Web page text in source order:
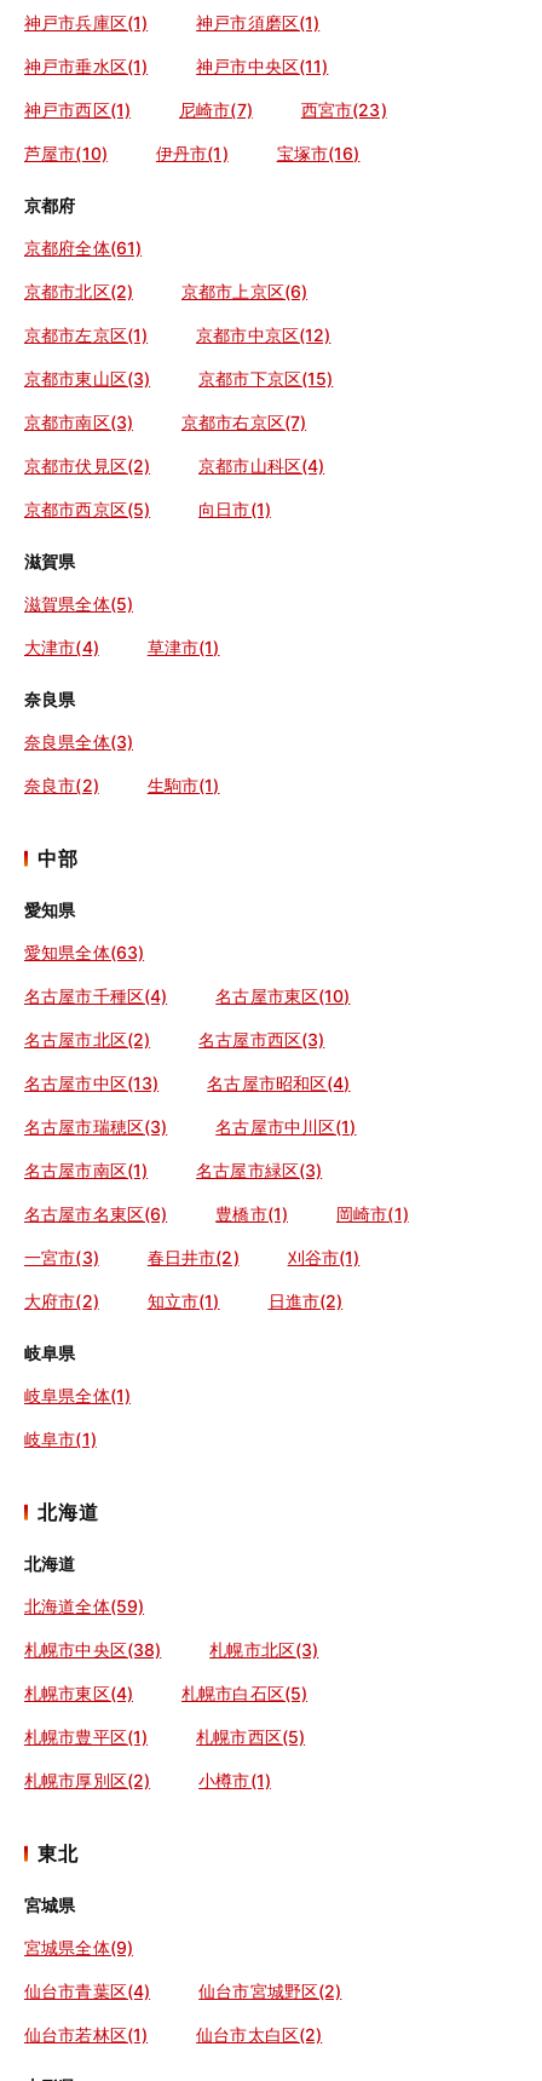
神戸市兵庫区(1) 神戸市須磨区(1)
神戸市垂水区(1) 神戸市中央区(11)
神戸市西区(1) 尼崎市(7) 西宮市(23)
芦屋市(10) 伊丹市(1) 宝塚市(16)
京都府
京都府全体(61)
京都市北区(2) 京都市上京区(6)
京都市左京区(1) 京都市中京区(12)
京都市東山区(3) 京都市下京区(15)
京都市南区(3) 京都市右京区(7)
京都市伏見区(2) 京都市山科区(4)
京都市西京区(5) 向日市(1)
滋賀県
滋賀県全体(5)
大津市(4) 草津市(1)
奈良県
奈良県全体(3)
奈良市(2) 生駒市(1)
中部
愛知県
愛知県全体(63)
名古屋市千種区(4) 名古屋市東区(10)
名古屋市北区(2) 名古屋市西区(3)
名古屋市中区(13) 名古屋市昭和区(4)
名古屋市瑞穂区(3) 名古屋市中川区(1)
名古屋市南区(1) 名古屋市緑区(3)
名古屋市名東区(6) 豊橋市(1) 岡崎市(1)
一宮市(3) 春日井市(2) 刈谷市(1)
大府市(2) 知立市(1) 日進市(2)
岐阜県
岐阜県全体(1)
岐阜市(1)
北海道
北海道
北海道全体(59)
札幌市中央区(38) 札幌市北区(3)
札幌市東区(4) 札幌市白石区(5)
札幌市豊平区(1) 札幌市西区(5)
札幌市厚別区(2) 小樽市(1)
東北
宮城県
宮城県全体(9)
仙台市青葉区(4) 仙台市宮城野区(2)
仙台市若林区(1) 仙台市太白区(2)